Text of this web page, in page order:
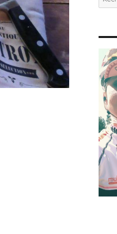
pour :